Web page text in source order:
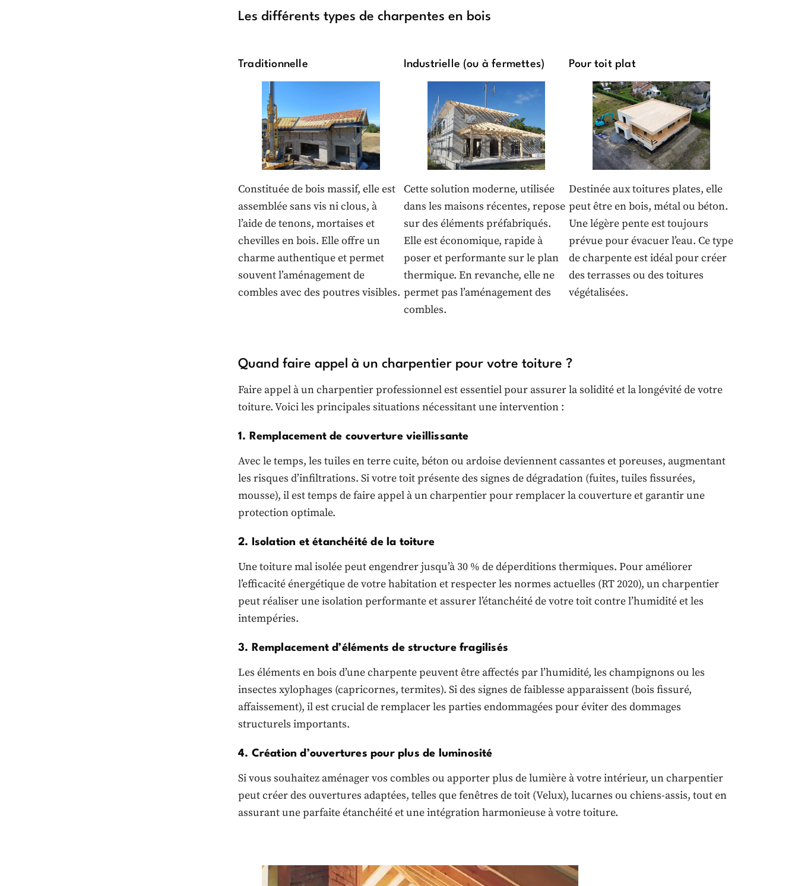
Les différents types de charpentes en bois
Traditionnelle
Constituée de bois massif, elle est
assemblée sans vis ni clous, à
l’aide de tenons, mortaises et
chevilles en bois. Elle offre un
charme authentique et permet
souvent l’aménagement de
combles avec des poutres visibles.
Industrielle (ou à fermettes)
Cette solution moderne, utilisée
dans les maisons récentes, repose
sur des éléments préfabriqués.
Elle est économique, rapide à
poser et performante sur le plan
thermique. En revanche, elle ne
permet pas l’aménagement des
combles.
Pour toit plat
Destinée aux toitures plates, elle
peut être en bois, métal ou béton.
Une légère pente est toujours
prévue pour évacuer l’eau. Ce type
de charpente est idéal pour créer
des terrasses ou des toitures
végétalisées.
Quand faire appel à un charpentier pour votre toiture ?
Faire appel à un charpentier professionnel est essentiel pour assurer la solidité et la longévité de votre
toiture. Voici les principales situations nécessitant une intervention :
1. Remplacement de couverture vieillissante
Avec le temps, les tuiles en terre cuite, béton ou ardoise deviennent cassantes et poreuses, augmentant
les risques d’infiltrations. Si votre toit présente des signes de dégradation (fuites, tuiles fissurées,
mousse), il est temps de faire appel à un charpentier pour remplacer la couverture et garantir une
protection optimale.
2. Isolation et étanchéité de la toiture
Une toiture mal isolée peut engendrer jusqu’à 30 % de déperditions thermiques. Pour améliorer
l’efficacité énergétique de votre habitation et respecter les normes actuelles (RT 2020), un charpentier
peut réaliser une isolation performante et assurer l’étanchéité de votre toit contre l’humidité et les
intempéries.
3. Remplacement d’éléments de structure fragilisés
Les éléments en bois d’une charpente peuvent être affectés par l’humidité, les champignons ou les
insectes xylophages (capricornes, termites). Si des signes de faiblesse apparaissent (bois fissuré,
affaissement), il est crucial de remplacer les parties endommagées pour éviter des dommages
structurels importants.
4. Création d’ouvertures pour plus de luminosité
Si vous souhaitez aménager vos combles ou apporter plus de lumière à votre intérieur, un charpentier
peut créer des ouvertures adaptées, telles que fenêtres de toit (Velux), lucarnes ou chiens-assis, tout en
assurant une parfaite étanchéité et une intégration harmonieuse à votre toiture.